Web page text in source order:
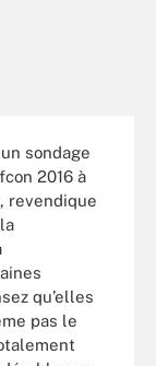
sondage
2016 à
revendique
qu’elles
pas le